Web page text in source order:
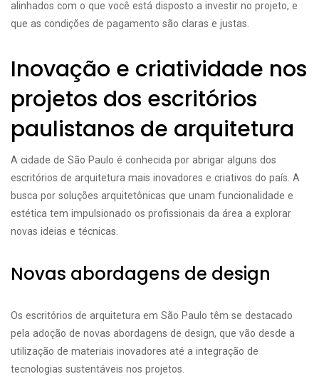
alinhados com o que você está disposto a investir no projeto, e
que as condições de pagamento são claras e justas.
Inovação e criatividade nos
projetos dos escritórios
paulistanos de arquitetura
A cidade de São Paulo é conhecida por abrigar alguns dos
escritórios de arquitetura mais inovadores e criativos do país. A
busca por soluções arquitetônicas que unam funcionalidade e
estética tem impulsionado os profissionais da área a explorar
novas ideias e técnicas.
Novas abordagens de design
Os escritórios de arquitetura em São Paulo têm se destacado
pela adoção de novas abordagens de design, que vão desde a
utilização de materiais inovadores até a integração de
tecnologias sustentáveis nos projetos.